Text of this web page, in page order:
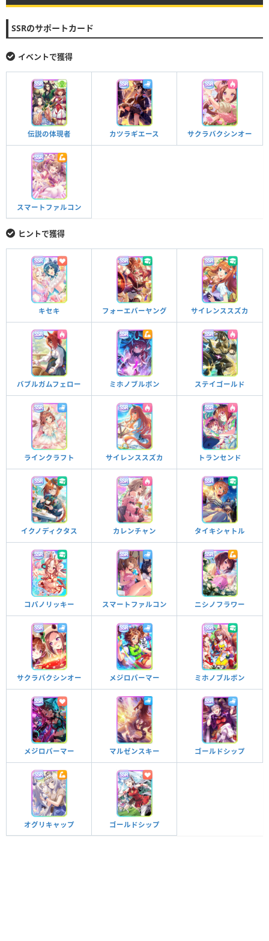
SSRのサポートカード
イベントで獲得
伝説の体現者 カツラギエース サクラバクシンオー
スマートファルコン
ヒントで獲得
キセキ フォーエバーヤング サイレンススズカ
バブルガムフェロー ミホノブルボン ステイゴールド
ラインクラフト サイレンススズカ トランセンド
イクノディクタス カレンチャン タイキシャトル
コパノリッキー スマートファルコン ニシノフラワー
サクラバクシンオー メジロパーマー ミホノブルボン
メジロパーマー マルゼンスキー ゴールドシップ
オグリキャップ ゴールドシップ